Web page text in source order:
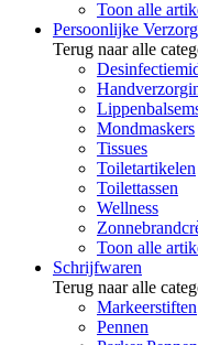
Toon alle
Persoonlijke
Terug naar alle
Mondmaskers
Tissues
Toiletartikelen
Toilettassen
Wellness
Toon alle
Schrijfwaren
Terug naar alle
Markeerstiften
Pennen